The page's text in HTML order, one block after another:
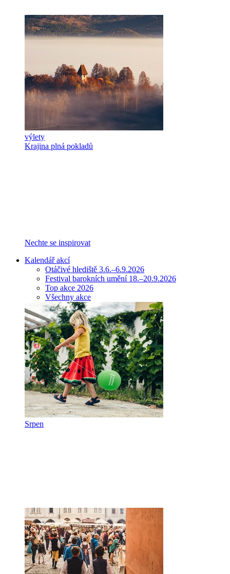
výlety
Krajina plná pokladů
Nechte se inspirovat
Kalendář akcí
Otáčivé hlediště 3.6.–6.9.2026
Festival barokních umění 18.–20.9.2026
Top akce 2026
Všechny akce
Srpen